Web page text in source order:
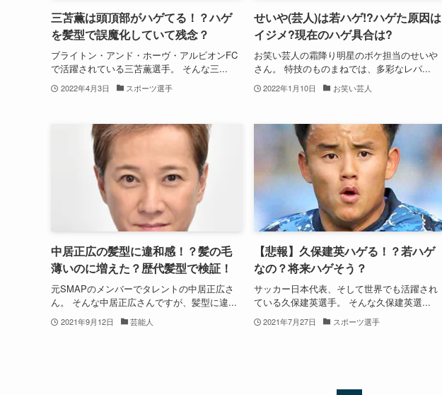
三苫薫は頭頂部がハゲてる！？ハゲ
を髪型で誤魔化していて残念？
ブライトン・アンド・ホーヴ・アルビオンFC
で活躍されている三苫薫選手。 そんな三...
2022年4月3日 スポーツ選手
せいや(芸人)は若ハゲ!?ハゲた原因は
イジメ?現在のハゲ具合は?
お笑い芸人の霜降り明星のボケ担当のせいや
さん。 特技のものまねでは、多彩なレパ...
2022年1月10日 お笑い芸人
中居正広の髪型に違和感！？髪の毛
薄いのに増えた？歴代髪型で検証！
元SMAPのメンバーでタレントの中居正広さ
ん。 そんな中居正広さんですが、髪型に違...
2021年9月12日 芸能人
【悲報】久保建英ハゲる！？若ハゲ
なの？将来ハゲそう？
サッカー日本代表、そして世界でも活躍され
ている久保建英選手。 そんな久保建英選...
2021年7月27日 スポーツ選手